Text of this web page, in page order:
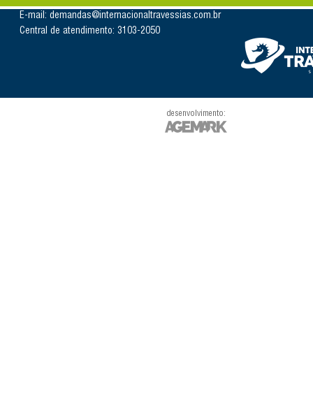
E-mail: demandas@internacionaltravessias.com.br
Central de atendimento: 3103-2050
desenvolvimento: